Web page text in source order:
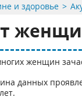
и здоровье
женщин
данных